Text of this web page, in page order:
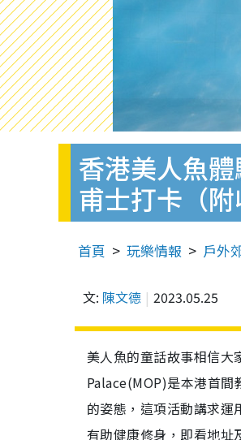
香港美人魚
甫士打卡（附
首頁 玩樂情報 戶外
文: 陳文德 2023.05.25
美人魚的童話故事相信
Palace(MOP)是本港首
的姿態，這項活動講求
有助健康修身，即看地址